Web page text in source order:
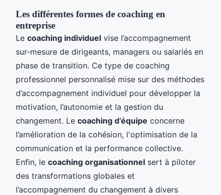
Les différentes formes de coaching en
entreprise
Le coaching individuel vise l’accompagnement
sur-mesure de dirigeants, managers ou salariés en
phase de transition. Ce type de coaching
professionnel personnalisé mise sur des méthodes
d’accompagnement individuel pour développer la
motivation, l’autonomie et la gestion du
changement. Le coaching d’équipe concerne
l’amélioration de la cohésion, l'optimisation de la
communication et la performance collective.
Enfin, le coaching organisationnel sert à piloter
des transformations globales et
l’accompagnement du changement à divers